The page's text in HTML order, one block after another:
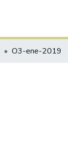
O3-ene-2019